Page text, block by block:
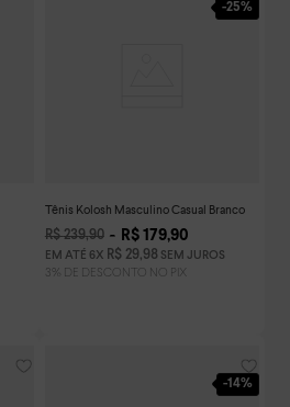
-25%
Tênis Kolosh Masculino Casual Branco
R$ 239,90 R$ 179,90
EM ATÉ 6X R$ 29,98 SEM JUROS
-14%